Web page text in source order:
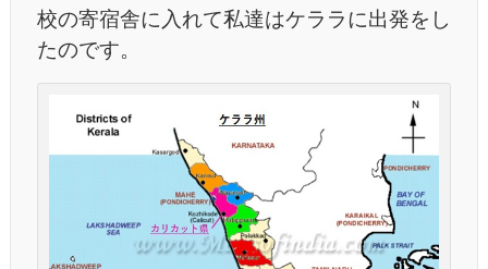
校の寄宿舎に入れて私達はケララに出発をし
たのです。